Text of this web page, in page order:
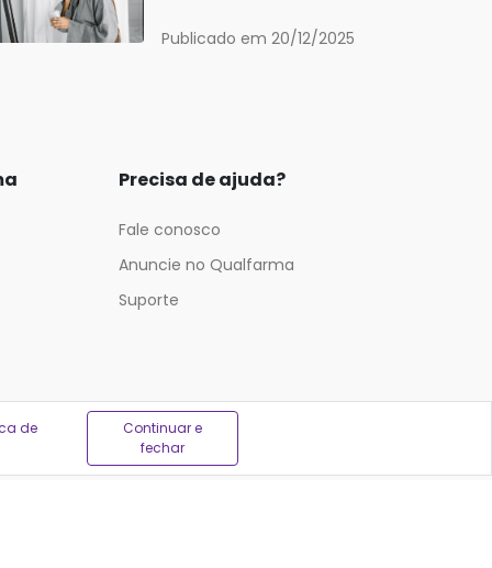
Publicado em 20/12/2025
Precisa de ajuda?
Fale conosco
Anuncie no Qualfarma
Suporte
de
Continuar e
fechar